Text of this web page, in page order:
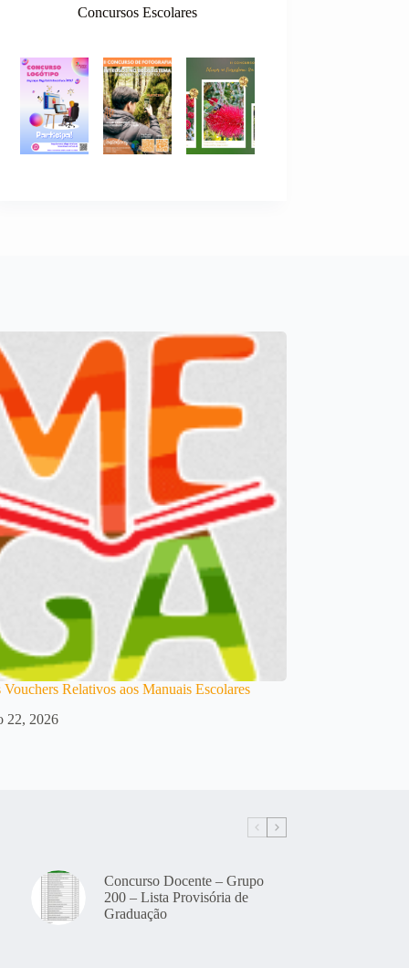
Concursos Escolares
Vouchers Relativos aos Manuais Escolares
22, 2026
Concurso Docente – Grupo
200 – Lista Provisória de
Graduação